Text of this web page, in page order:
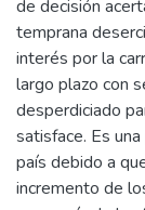
de decisión
temprana
interés por la
largo plazo con
desperdiciado
satisface. Es
país debido a
incremento de